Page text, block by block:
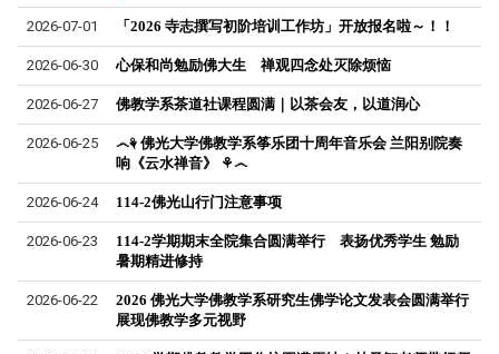
2026-07-01 「2026 寺志撰写初阶培训工作坊」开放报名啦～！！
2026-06-30 心保和尚勉励佛大生 禅观四念处灭除烦恼
2026-06-27 佛教学系茶道社课程圆满｜以茶会友，以道润心
2026-06-25
෴⚘ 佛光大学佛教学系筝乐团十周年音乐会 兰阳别院奏
响《云水禅音》 ⚘෴
2026-06-24 114-2佛光山行门注意事项
2026-06-23
114-2学期期末全院集合圆满举行 表扬优秀学生 勉励
暑期精进修持
2026-06-22
2026 佛光大学佛教学系研究生佛学论文发表会圆满举行
展现佛教学多元视野